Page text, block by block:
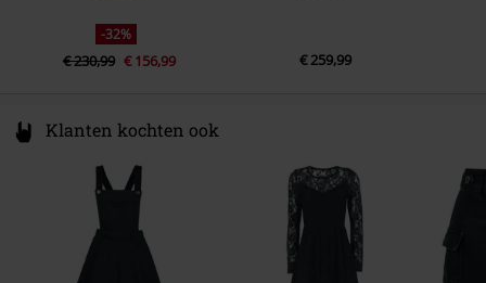
-32%
€ 230,99 € 156,99 € 259,99
Klanten kochten ook